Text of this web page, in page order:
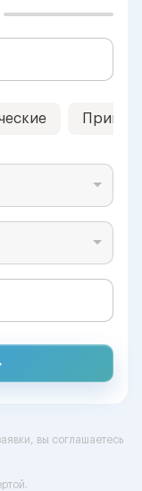
вы соглашаетесь